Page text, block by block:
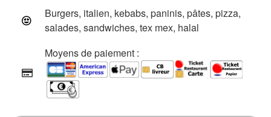
Burgers, italien, kebabs, paninis, pâtes, pizza,
salades, sandwiches, tex mex, halal
Moyens de paiement :